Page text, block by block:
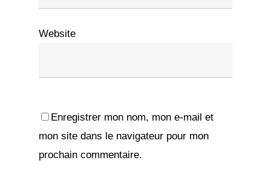
Website
Enregistrer mon nom, mon e-mail et
mon site dans le navigateur pour mon
prochain commentaire.